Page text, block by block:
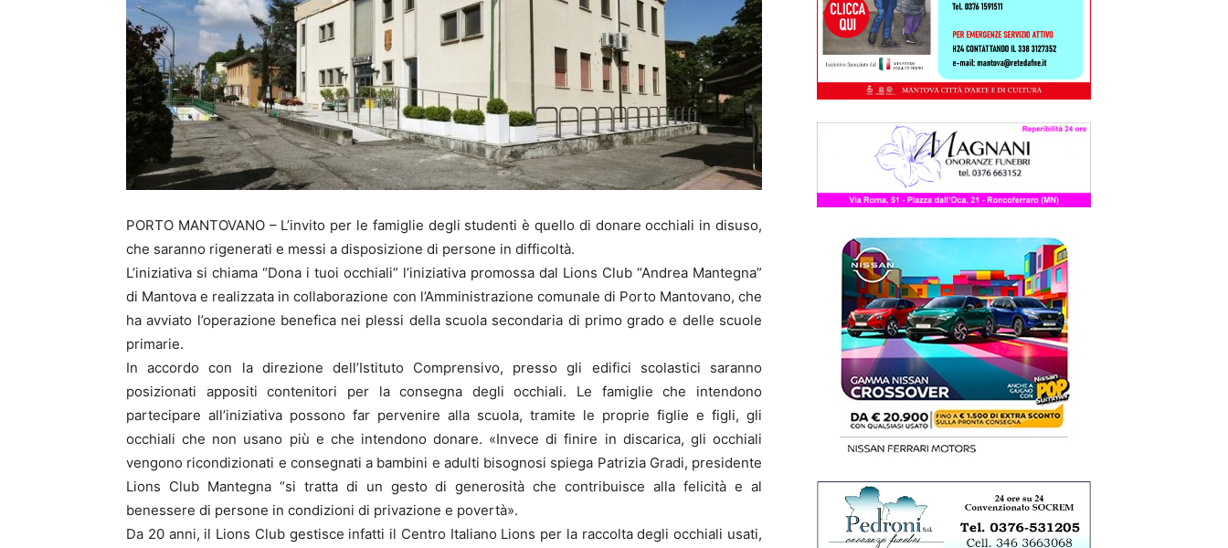
PORTO MANTOVANO – L’invito per le famiglie degli studenti è quello di donare occhiali in disuso,
che saranno rigenerati e messi a disposizione di persone in difficoltà.
L’iniziativa si chiama “Dona i tuoi occhiali” l’iniziativa promossa dal Lions Club “Andrea Mantegna”
di Mantova e realizzata in collaborazione con l’Amministrazione comunale di Porto Mantovano, che
ha avviato l’operazione benefica nei plessi della scuola secondaria di primo grado e delle scuole
primarie.
In accordo con la direzione dell’Istituto Comprensivo, presso gli edifici scolastici saranno
posizionati appositi contenitori per la consegna degli occhiali. Le famiglie che intendono
partecipare all’iniziativa possono far pervenire alla scuola, tramite le proprie figlie e figli, gli
occhiali che non usano più e che intendono donare. «Invece di finire in discarica, gli occhiali
vengono ricondizionati e consegnati a bambini e adulti bisognosi spiega Patrizia Gradi, presidente
Lions Club Mantegna “si tratta di un gesto di generosità che contribuisce alla felicità e al
benessere di persone in condizioni di privazione e povertà».
Da 20 anni, il Lions Club gestisce infatti il Centro Italiano Lions per la raccolta degli occhiali usati,